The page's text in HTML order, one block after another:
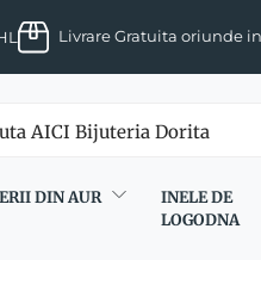
Livrare Gratuita oriunde
DIN AUR
INELE DE
LOGODNA